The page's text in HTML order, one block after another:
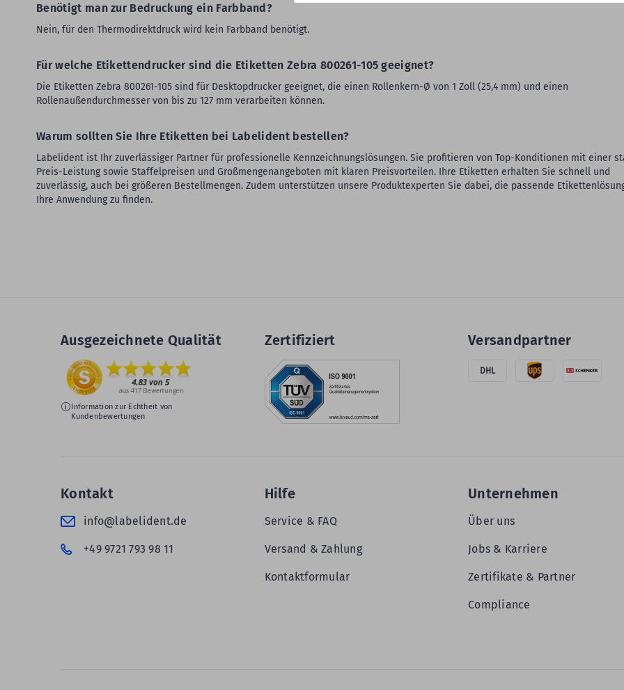
Benötigt man zur Bedruckung ein Farbband?
Nein, für den Thermodirektdruck wird kein Farbband benötigt.
Für welche Etikettendrucker sind die Etiketten Zebra 800261-105 geeignet?
Die Etiketten Zebra 800261-105 sind für Desktopdrucker geeignet, die einen Rollenkern-Ø von 1 Zoll (25,4 mm) und einen
Rollenaußendurchmesser von bis zu 127 mm verarbeiten können.
Warum sollten Sie Ihre Etiketten bei Labelident bestellen?
Labelident ist Ihr zuverlässiger Partner für professionelle Kennzeichnungslösungen. Sie profitieren von Top-Konditionen mit einer
Preis-Leistung sowie Staffelpreisen und Großmengenangeboten mit klaren Preisvorteilen. Ihre Etiketten erhalten Sie schnell und
zuverlässig, auch bei größeren Bestellmengen. Zudem unterstützen unsere Produktexperten Sie dabei, die passende
Ihre Anwendung zu finden.
Ausgezeichnete Qualität
Information zur Echtheit von
Kundenbewertungen
Zertifiziert Versandpartner
DHL
Kontakt
info@labelident.de
+49 9721 793 98 11
Hilfe
Service & FAQ
Versand & Zahlung
Kontaktformular
Unternehmen
Über uns
Jobs & Karriere
Zertifikate & Partner
Compliance